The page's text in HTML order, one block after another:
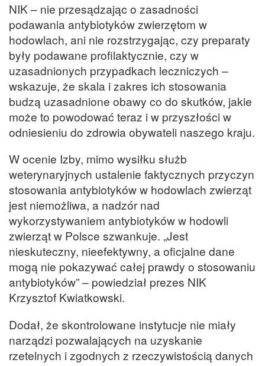
NIK – nie przesądzając o zasadności
podawania antybiotyków zwierzętom w
hodowlach, ani nie rozstrzygając, czy preparaty
były podawane profilaktycznie, czy w
uzasadnionych przypadkach leczniczych –
wskazuje, że skala i zakres ich stosowania
budzą uzasadnione obawy co do skutków, jakie
może to powodować teraz i w przyszłości w
odniesieniu do zdrowia obywateli naszego kraju.
W ocenie Izby, mimo wysiłku służb
weterynaryjnych ustalenie faktycznych przyczyn
stosowania antybiotyków w hodowlach zwierząt
jest niemożliwa, a nadzór nad
wykorzystywaniem antybiotyków w hodowli
zwierząt w Polsce szwankuje. „Jest
nieskuteczny, nieefektywny, a oficjalne dane
mogą nie pokazywać całej prawdy o stosowaniu
antybiotyków” – powiedział prezes NIK
Krzysztof Kwiatkowski.
Dodał, że skontrolowane instytucje nie miały
narządzi pozwalających na uzyskanie
rzetelnych i zgodnych z rzeczywistością danych